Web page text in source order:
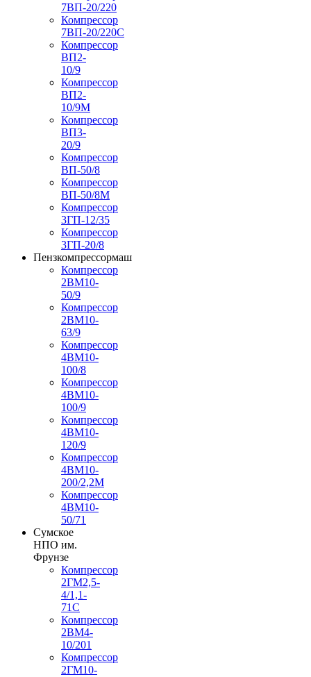
7ВП-20/220
Компрессор
7ВП-20/220С
Компрессор
ВП2-
10/9
Компрессор
ВП2-
10/9М
Компрессор
ВП3-
20/9
Компрессор
ВП-50/8
Компрессор
ВП-50/8М
Компрессор
3ГП-12/35
Компрессор
3ГП-20/8
Пензкомпрессормаш
Компрессор
2ВМ10-
50/9
Компрессор
2ВМ10-
63/9
Компрессор
4ВМ10-
100/8
Компрессор
4ВМ10-
100/9
Компрессор
4ВМ10-
120/9
Компрессор
4ВМ10-
200/2,2М
Компрессор
4ВМ10-
50/71
Сумское
НПО им.
Фрунзе
Компрессор
2ГМ2,5-
4/1,1-
71С
Компрессор
2ВМ4-
10/201
Компрессор
2ГМ10-